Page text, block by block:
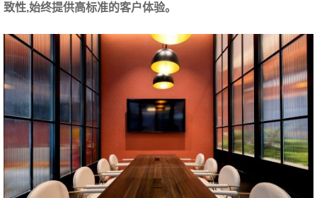
致性,始终提供高标准的客户体验。